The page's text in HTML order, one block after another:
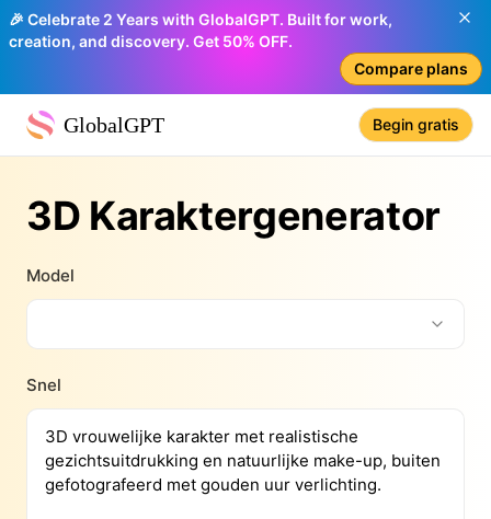
🎉 Celebrate 2 Years with GlobalGPT. Built for work,
creation, and discovery. Get 50% OFF.
Compare plans
GlobalGPT Begin gratis
3D Karaktergenerator
Model
Snel